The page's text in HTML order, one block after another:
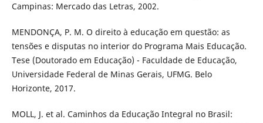
Campinas: Mercado das Letras, 2002.
MENDONÇA, P. M. O direito à educação em questão: as
tensões e disputas no interior do Programa Mais Educação.
Tese (Doutorado em Educação) - Faculdade de Educação,
Universidade Federal de Minas Gerais, UFMG. Belo
Horizonte, 2017.
MOLL, J. et al. Caminhos da Educação Integral no Brasil: